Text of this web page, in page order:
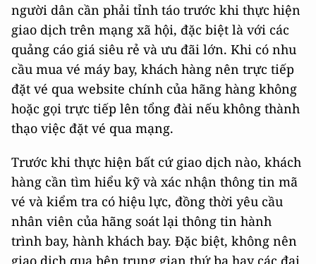
người dân cần phải tỉnh táo trước khi thực hiện
giao dịch trên mạng xã hội, đặc biệt là với các
quảng cáo giá siêu rẻ và ưu đãi lớn. Khi có nhu
cầu mua vé máy bay, khách hàng nên trực tiếp
đặt vé qua website chính của hãng hàng không
hoặc gọi trực tiếp lên tổng đài nếu không thành
thạo việc đặt vé qua mạng.
Trước khi thực hiện bất cứ giao dịch nào, khách
hàng cần tìm hiểu kỹ và xác nhận thông tin mã
vé và kiểm tra có hiệu lực, đồng thời yêu cầu
nhân viên của hãng soát lại thông tin hành
trình bay, hành khách bay. Đặc biệt, không nên
giao dịch qua bên trung gian thứ ba hay các đại